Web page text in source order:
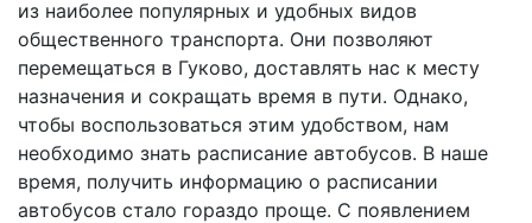
из наиболее популярных и удобных видов
общественного транспорта. Они позволяют
перемещаться в Гуково, доставлять нас к месту
назначения и сокращать время в пути. Однако,
чтобы воспользоваться этим удобством, нам
необходимо знать расписание автобусов. В наше
время, получить информацию о расписании
автобусов стало гораздо проще. С появлением